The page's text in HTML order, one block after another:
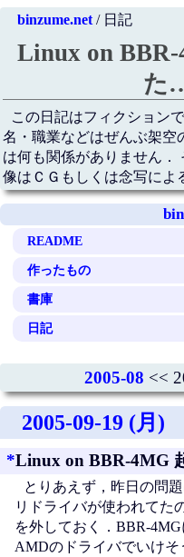
binzume.net/ 日記
Linux on
た
この日記はフィクション
名・職業などはぜんぶ架空
は何も関係がありません．
像はＣＧもしくは念写によ
README
作ったもの
書庫
日記
2005-08 <<
2005-09-19 (月)
*Linux on BBR-4MG
とりあえず，昨日の問
リドライバが使われてた
を外しておく．BBR-
AMDのドライバでいけそ